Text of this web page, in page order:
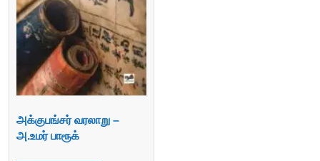
அக்குபங்சர் வரலாறு –
அ.உமர் பாரூக்